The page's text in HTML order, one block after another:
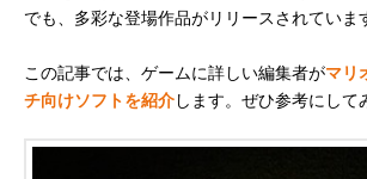
でも、多彩な登場作品がリリースされていま
この記事では、ゲームに詳しい編集者がマリ
チ向けソフトを紹介します。ぜひ参考にして